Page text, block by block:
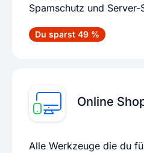
Spamschutz und
Du sparst 49 %
Online
Alle Werkzeuge die du